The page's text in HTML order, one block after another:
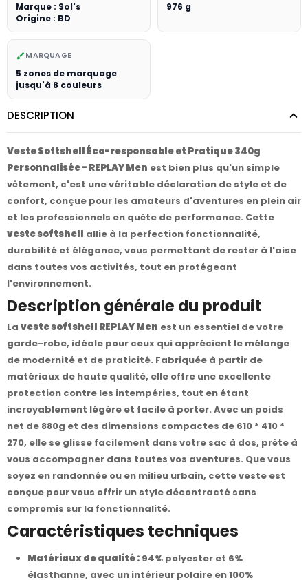
Marque : Sol's
Origine : BD
976 g
brush MARQUAGE
5 zones de marquage
jusqu'à 8 couleurs
DESCRIPTION
Veste Softshell Éco-responsable et Pratique 340g
Personnalisée - REPLAY Men est bien plus qu'un simple
vêtement, c'est une véritable déclaration de style et de
confort, conçue pour les amateurs d'aventures en plein air
et les professionnels en quête de performance. Cette
veste softshell allie à la perfection fonctionnalité,
durabilité et élégance, vous permettant de rester à l'aise
dans toutes vos activités, tout en protégeant
l'environnement.
Description générale du produit
La veste softshell REPLAY Men est un essentiel de votre
garde-robe, idéale pour ceux qui apprécient le mélange
de modernité et de praticité. Fabriquée à partir de
matériaux de haute qualité, elle offre une excellente
protection contre les intempéries, tout en étant
incroyablement légère et facile à porter. Avec un poids
net de 880g et des dimensions compactes de 610 * 410 *
270, elle se glisse facilement dans votre sac à dos, prête à
vous accompagner dans toutes vos aventures. Que vous
soyez en randonnée ou en milieu urbain, cette veste est
conçue pour vous offrir un style décontracté sans
compromis sur la fonctionnalité.
Caractéristiques techniques
Matériaux de qualité : 94% polyester et 6%
élasthanne, avec un intérieur polaire en 100%